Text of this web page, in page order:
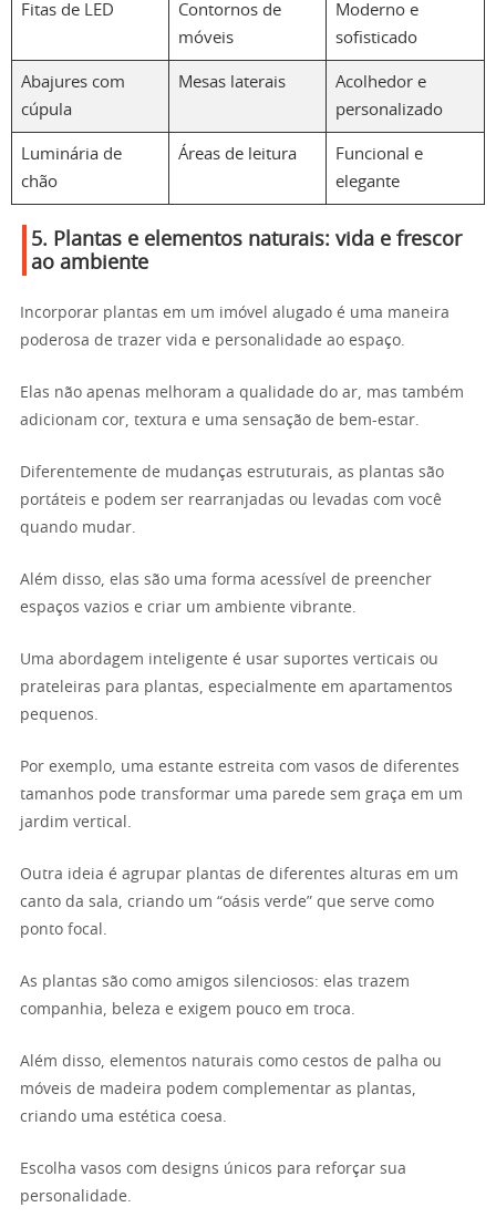
Fitas de LED
Contornos de
móveis
Moderno e
sofisticado
Abajures com
cúpula
Mesas laterais
Acolhedor e
personalizado
Luminária de
chão
Áreas de leitura
Funcional e
elegante
5. Plantas e elementos naturais: vida e frescor
ao ambiente
Incorporar plantas em um imóvel alugado é uma maneira
poderosa de trazer vida e personalidade ao espaço.
Elas não apenas melhoram a qualidade do ar, mas também
adicionam cor, textura e uma sensação de bem-estar.
Diferentemente de mudanças estruturais, as plantas são
portáteis e podem ser rearranjadas ou levadas com você
quando mudar.
Além disso, elas são uma forma acessível de preencher
espaços vazios e criar um ambiente vibrante.
Uma abordagem inteligente é usar suportes verticais ou
prateleiras para plantas, especialmente em apartamentos
pequenos.
Por exemplo, uma estante estreita com vasos de diferentes
tamanhos pode transformar uma parede sem graça em um
jardim vertical.
Outra ideia é agrupar plantas de diferentes alturas em um
canto da sala, criando um “oásis verde” que serve como
ponto focal.
As plantas são como amigos silenciosos: elas trazem
companhia, beleza e exigem pouco em troca.
Além disso, elementos naturais como cestos de palha ou
móveis de madeira podem complementar as plantas,
criando uma estética coesa.
Escolha vasos com designs únicos para reforçar sua
personalidade.